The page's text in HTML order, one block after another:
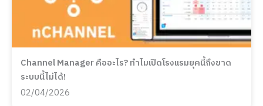
Channel Manager คืออะไร? ทำไมเปิดโรงแรมยุคนี้ถึงขาด
ระบบนี้ไม่ได้!
02/04/2026